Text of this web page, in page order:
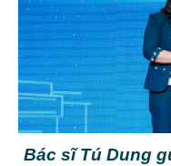
Bác sĩ Tú Dung